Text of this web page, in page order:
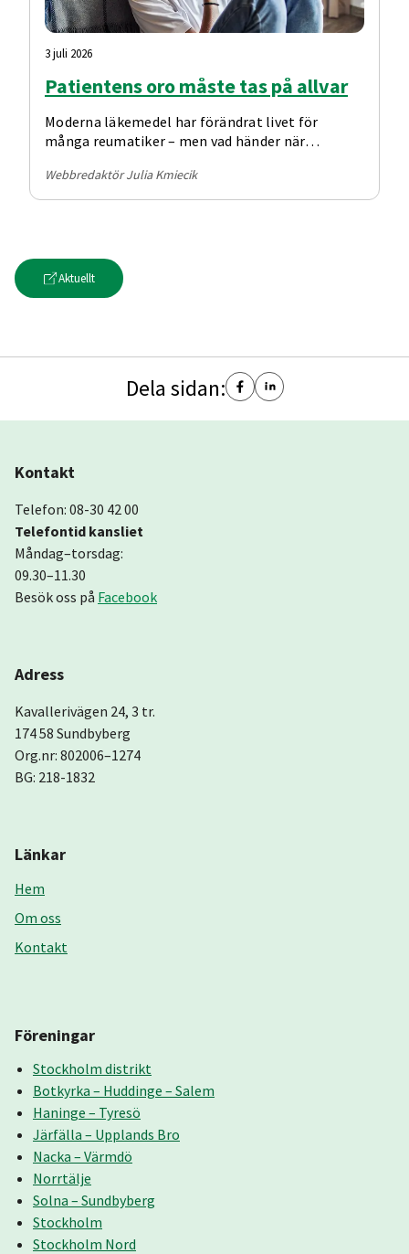
3 juli 2026
Patientens oro måste tas på allvar
Moderna läkemedel har förändrat livet för
många reumatiker – men vad händer när
hanterar man biverkningar och vilken roll spelar
klimakteriet?
Webbredaktör Julia Kmiecik
Aktuellt
Dela sidan:
Kontakt
Telefon: 08-30 42 00
Telefontid kansliet
Måndag–torsdag:
09.30–11.30
Besök oss på Facebook
Adress
Kavallerivägen 24, 3 tr.
174 58 Sundbyberg
Org.nr: 802006–1274
BG: 218-1832
Länkar
Hem
Om oss
Kontakt
Föreningar
Stockholm distrikt
Botkyrka – Huddinge – Salem
Haninge – Tyresö
Järfälla – Upplands Bro
Nacka – Värmdö
Norrtälje
Solna – Sundbyberg
Stockholm
Stockholm Nord